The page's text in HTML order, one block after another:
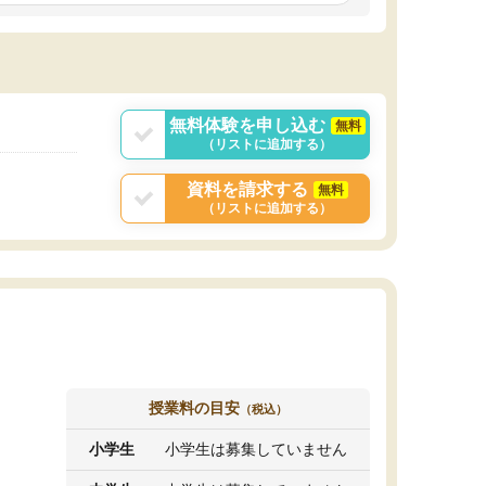
あれば自学自習で
からず辞めること
と感じました。
無料体験を申し込む
無料
（リストに追加する）
資料を請求する
無料
（リストに追加する）
授業料の目安 （税込）
小学生 小学生は募集していません